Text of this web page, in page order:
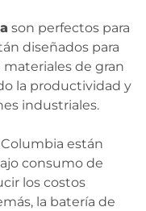
son perfectos para
diseñados para
de gran
la productividad y
industriales.
están
consumo de
los costos
la batería de